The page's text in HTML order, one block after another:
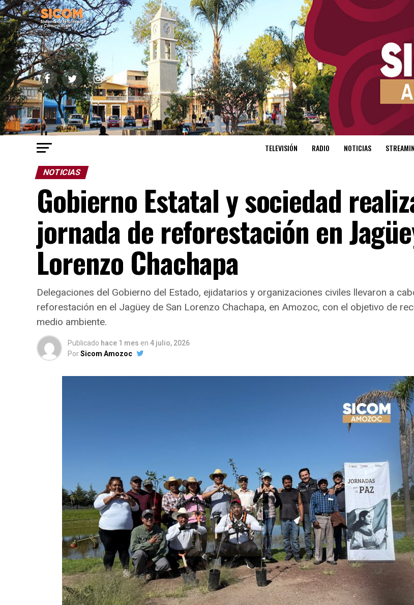
TELEVISIÓN RADIO NOTICIAS
NOTICIAS
Gobierno Estatal y sociedad
jornada de reforestación en
Lorenzo Chachapa
Delegaciones del Gobierno del Estado, ejidatarios y organizaciones civiles llevaron a
reforestación en el Jagüey de San Lorenzo Chachapa, en Amozoc, con el objetivo de
medio ambiente.
Publicado hace 1 mes en 4 julio, 2026
PorSicom Amozoc